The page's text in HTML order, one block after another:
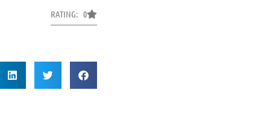
RATING: 0